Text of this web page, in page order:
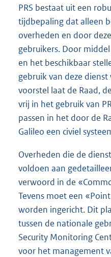
PRS bestaat uit een
tijdbepaling dat alleen
overheden en door
gebruikers. Door
en het beschikbaar
gebruik van deze
voorstel laat de Raad,
vrij in het gebruik van
passen in het door de
Galileo een civiel
Overheden die de
voldoen aan
verwoord in de
Tevens moet een
worden ingericht. Dit
tussen de nationale
Security Monitoring
voor het management